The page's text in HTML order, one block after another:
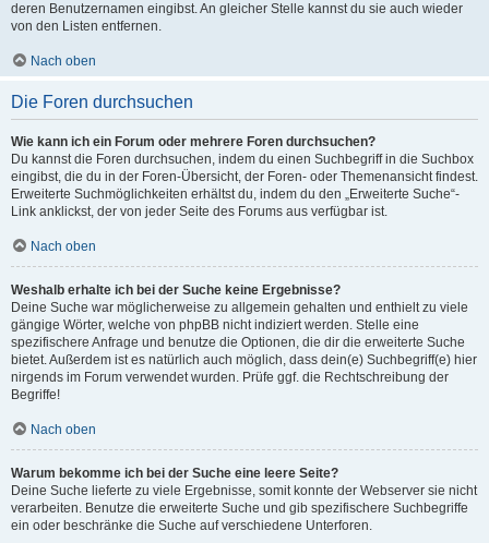
deren Benutzernamen eingibst. An gleicher Stelle kannst du sie auch wieder
von den Listen entfernen.
Nach oben
Die Foren durchsuchen
Wie kann ich ein Forum oder mehrere Foren durchsuchen?
Du kannst die Foren durchsuchen, indem du einen Suchbegriff in die Suchbox
eingibst, die du in der Foren-Übersicht, der Foren- oder Themenansicht findest.
Erweiterte Suchmöglichkeiten erhältst du, indem du den „Erweiterte Suche“-
Link anklickst, der von jeder Seite des Forums aus verfügbar ist.
Nach oben
Weshalb erhalte ich bei der Suche keine Ergebnisse?
Deine Suche war möglicherweise zu allgemein gehalten und enthielt zu viele
gängige Wörter, welche von phpBB nicht indiziert werden. Stelle eine
spezifischere Anfrage und benutze die Optionen, die dir die erweiterte Suche
bietet. Außerdem ist es natürlich auch möglich, dass dein(e) Suchbegriff(e) hier
nirgends im Forum verwendet wurden. Prüfe ggf. die Rechtschreibung der
Begriffe!
Nach oben
Warum bekomme ich bei der Suche eine leere Seite?
Deine Suche lieferte zu viele Ergebnisse, somit konnte der Webserver sie nicht
verarbeiten. Benutze die erweiterte Suche und gib spezifischere Suchbegriffe
ein oder beschränke die Suche auf verschiedene Unterforen.